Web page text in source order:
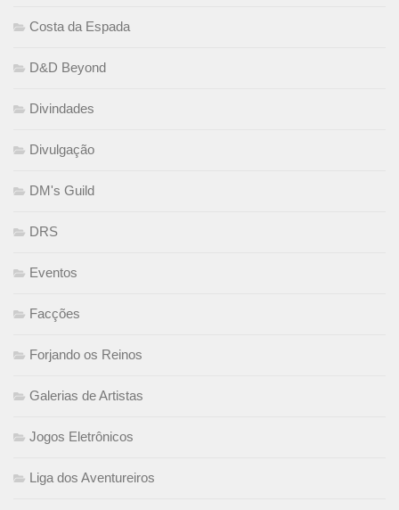
Costa da Espada
D&D Beyond
Divindades
Divulgação
DM's Guild
DRS
Eventos
Facções
Forjando os Reinos
Galerias de Artistas
Jogos Eletrônicos
Liga dos Aventureiros